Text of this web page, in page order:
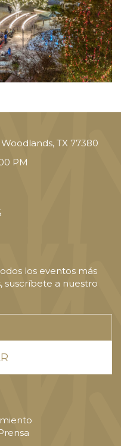
TX 77380
PM
los eventos más
suscríbete a nuestro